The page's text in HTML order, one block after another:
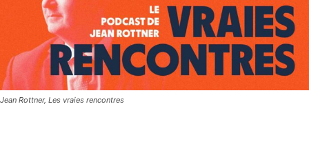
Jean Rottner, Les vraies rencontres